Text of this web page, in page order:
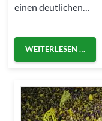
einen deutlichen…
WEITERLESEN …